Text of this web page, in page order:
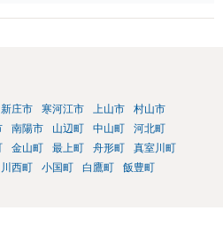
新庄市 寒河江市 上山市
村山市
南陽市 山辺町 中山町
河北町
金山町 最上町 舟形町
真室川町
川西町 小国町 白鷹町
飯豊町